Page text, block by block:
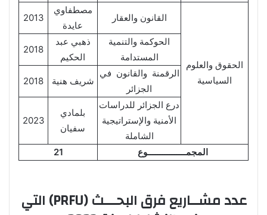
الحقوق والعلوم
السياسية
القانون والعقار
مصطفاوي
عايدة
2013
الحوكمة والتنمية
المستدامة
ذهبي عبد
الحكيم
2018
الرقمنة والقانون في
الجزائر
شريف هنية 2018
درع الجزائر للدراسات
الأمنية والإستراتيجية
الشاملة
بلمادي
سفيان
2023
المجمــــــــــــــــوع 21
عدد مشــاريع فرق البحـــث (PRFU) التي